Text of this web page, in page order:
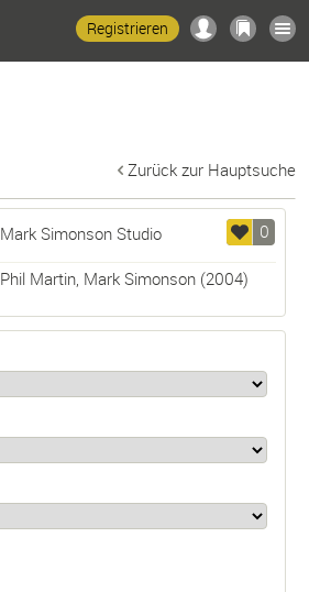
Registrieren
Zurück zur Hauptsuche
0
Mark Simonson Studio
Phil Martin, Mark Simonson(2004)